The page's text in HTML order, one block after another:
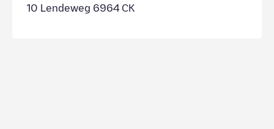
10 Lendeweg 6964 CK